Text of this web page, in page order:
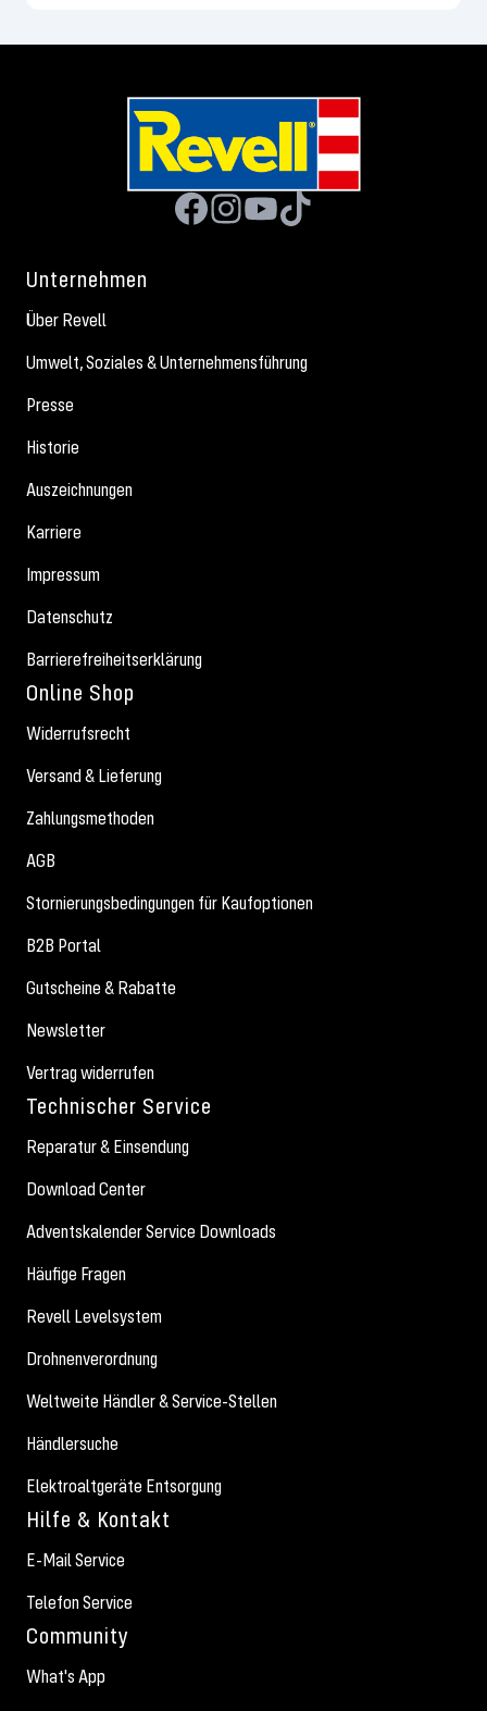
Unternehmen
Über Revell
Umwelt, Soziales & Unternehmensführung
Presse
Historie
Auszeichnungen
Karriere
Impressum
Datenschutz
Barrierefreiheitserklärung
Online Shop
Widerrufsrecht
Versand & Lieferung
Zahlungsmethoden
AGB
Stornierungsbedingungen für Kaufoptionen
B2B Portal
Gutscheine & Rabatte
Newsletter
Vertrag widerrufen
Technischer Service
Reparatur & Einsendung
Download Center
Adventskalender Service Downloads
Häufige Fragen
Revell Levelsystem
Drohnenverordnung
Weltweite Händler & Service-Stellen
Händlersuche
Elektroaltgeräte Entsorgung
Hilfe & Kontakt
E-Mail Service
Telefon Service
Community
What's App